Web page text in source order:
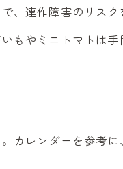
、連作障害のリスク
もやミニトマトは手
カレンダーを参考